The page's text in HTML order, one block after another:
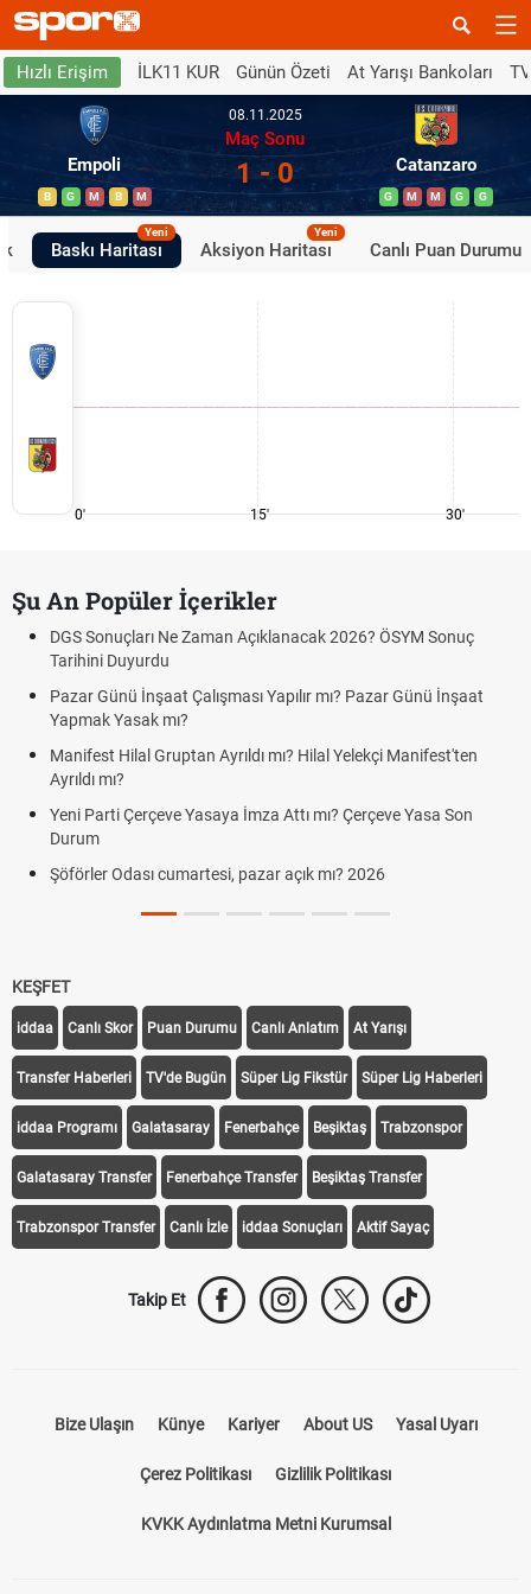
Hızlı Erişim İLK11 KUR Günün Özeti At Yarışı Bankoları
Empoli
B G M B M
08.11.2025
Maç Sonu
1 - 0 Catanzaro
G M M G G
Baskı Haritası
Yeni
Aksiyon Haritası
Yeni
Canlı Puan Durumu
0' 15' 30'
Şu An Popüler İçerikler
DGS Sonuçları Ne Zaman Açıklanacak 2026? ÖSYM Sonuç
Tarihini Duyurdu
Pazar Günü İnşaat Çalışması Yapılır mı? Pazar Günü İnşaat
Yapmak Yasak mı?
Manifest Hilal Gruptan Ayrıldı mı? Hilal Yelekçi Manifest'ten
Ayrıldı mı?
Yeni Parti Çerçeve Yasaya İmza Attı mı? Çerçeve Yasa Son
Durum
Şöförler Odası cumartesi, pazar açık mı? 2026
KEŞFET
iddaa Canlı Skor Puan Durumu Canlı Anlatım At Yarışı
Transfer Haberleri TV'de Bugün Süper Lig Fikstür Süper Lig Haberleri
iddaa Programı Galatasaray Fenerbahçe Beşiktaş Trabzonspor
Galatasaray Transfer Fenerbahçe Transfer Beşiktaş Transfer
Trabzonspor Transfer Canlı İzle iddaa Sonuçları Aktif Sayaç
Takip Et
Bize Ulaşın Künye Kariyer About US Yasal Uyarı
Çerez Politikası Gizlilik Politikası
KVKK Aydınlatma Metni Kurumsal